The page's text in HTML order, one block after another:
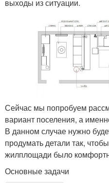
выходы из ситуации.
Сейчас мы попробуем
вариант поселения, а
В данном случае нужно
продумать детали так,
жилплощади было
Основные задачи